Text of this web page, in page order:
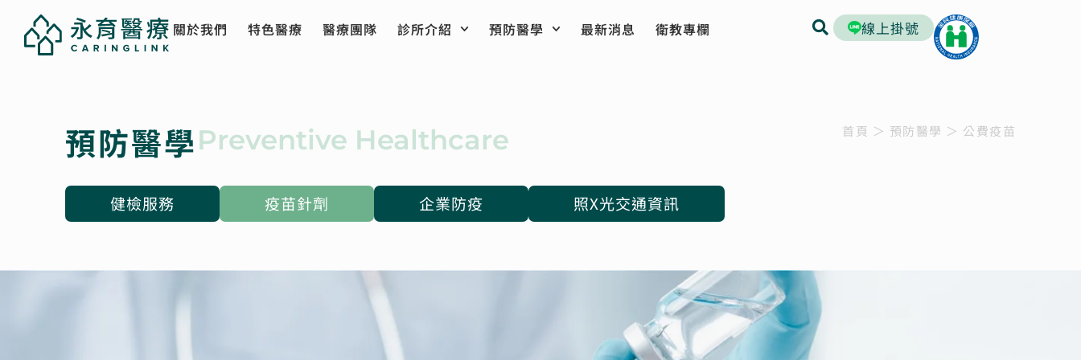
關於我們 特色醫療 醫療團隊 診所介紹 預防醫學 最新消息 衛教專欄 線上掛號
預防醫學Preventive Healthcare 首頁 ＞ 預防醫學 ＞ 公費疫苗
健檢服務 疫苗針劑 企業防疫 照X光交通資訊